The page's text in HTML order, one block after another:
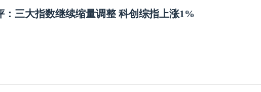
：三大指数继续缩量调整 科创综指上涨1%